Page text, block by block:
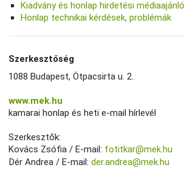
Kiadvány és honlap hirdetési médiaajánló
Honlap technikai kérdések, problémák
Szerkesztőség
1088 Budapest, Ötpacsirta u. 2.
www.mek.hu
kamarai honlap és heti e-mail hírlevél
Szerkesztők:
Kovács Zsófia / E-mail: fotitkar@mek.hu
Dér Andrea / E-mail:der.andrea@mek.hu